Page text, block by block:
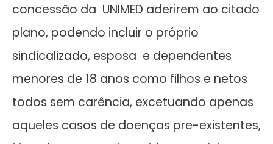
concessão da UNIMED aderirem ao citado
plano, podendo incluir o próprio
sindicalizado, esposa e dependentes
menores de 18 anos como filhos e netos
todos sem carência, excetuando apenas
aqueles casos de doenças pre-existentes,